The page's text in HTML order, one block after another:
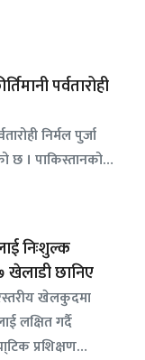
पर्वतारोही
निर्मल पुर्जा
छ । पाकिस्तानको…
निःशुल्क
खेलाडी छानिए
खेलकुदमा
लक्षित गर्दै
प्रशिक्षण…